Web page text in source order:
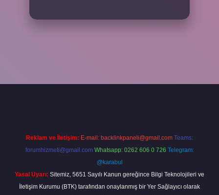
Reklam ve İletişim: E-mail: backlinkpaneli@gmail.com Teams:
forumhizmeti@gmail.com Whatsapp: 0262 606 0 726 Telegram:
@karabul
Yasal Uyarı: Sitemiz, 5651 Sayılı Kanun gereğince Bilgi Teknolojileri ve
İletişim Kurumu (BTK) tarafından onaylanmış bir Yer Sağlayıcı olarak